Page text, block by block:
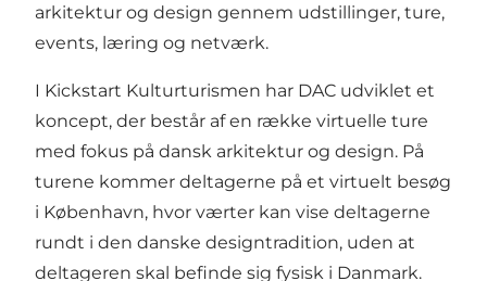
arkitektur og design gennem udstillinger, ture,
events, læring og netværk.
I Kickstart Kulturturismen har DAC udviklet et
koncept, der består af en række virtuelle ture
med fokus på dansk arkitektur og design. På
turene kommer deltagerne på et virtuelt besøg
i København, hvor værter kan vise deltagerne
rundt i den danske designtradition, uden at
deltageren skal befinde sig fysisk i Danmark.